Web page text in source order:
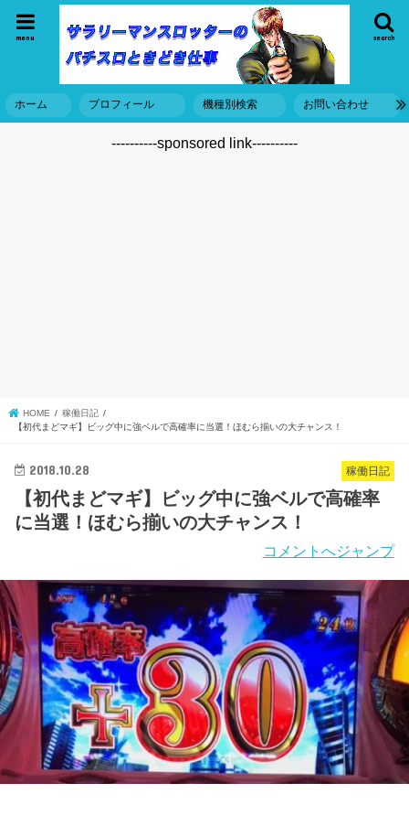
search
menu
ホーム プロフィール 機種別検索 お問い合わせ
----------sponsored link----------
HOME
稼働日記
【初代まどマギ】ビッグ中に強ベルで高確率に当選！ほむら揃いの大チャンス！
稼働日記
2018.10.28
【初代まどマギ】ビッグ中に強ベルで高確率
に当選！ほむら揃いの大チャンス！
コメントへジャンプ